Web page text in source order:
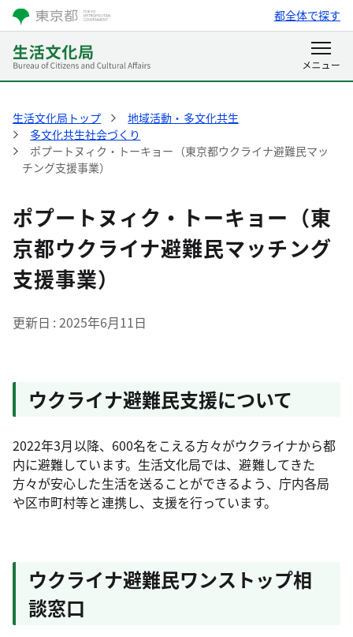
都全体で探す
生活文化局トップ
地域活動・多文化共生
多文化共生社会づくり
ポプートヌィク・トーキョー（東京都ウクライナ避難民マッ
チング支援事業）
ポプートヌィク・トーキョー（東
京都ウクライナ避難民マッチング
支援事業）
更新日 2025年6月11日
ウクライナ避難民支援について
2022年3月以降、600名をこえる方々がウクライナから都
内に避難しています。生活文化局では、避難してきた
方々が安心した生活を送ることができるよう、庁内各局
や区市町村等と連携し、支援を行っています。
ウクライナ避難民ワンストップ相
談窓口